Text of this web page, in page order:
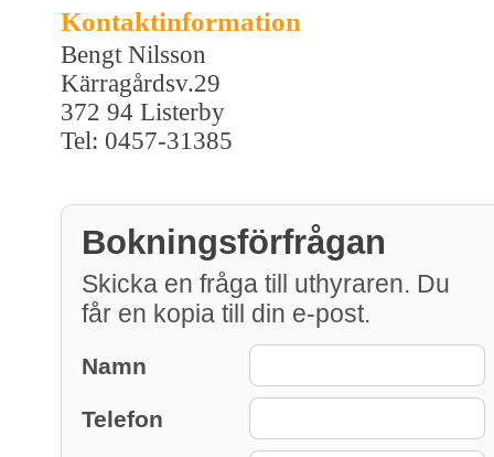
Kontaktinformation
Bengt Nilsson
Kärragårdsv.29
372 94 Listerby
Tel: 0457-31385
Bokningsförfrågan
Skicka en fråga till uthyraren. Du
får en kopia till din e-post.
Namn
Telefon